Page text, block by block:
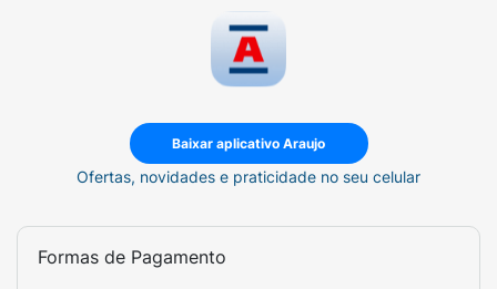
Baixar aplicativo Araujo
Ofertas, novidades e praticidade no seu celular
Formas de Pagamento